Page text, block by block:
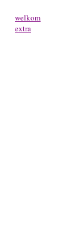
welkom
extra